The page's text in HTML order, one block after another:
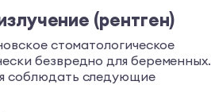
(рентген)
стоматологическое
безвредно для беременных.
соблюдать следующие